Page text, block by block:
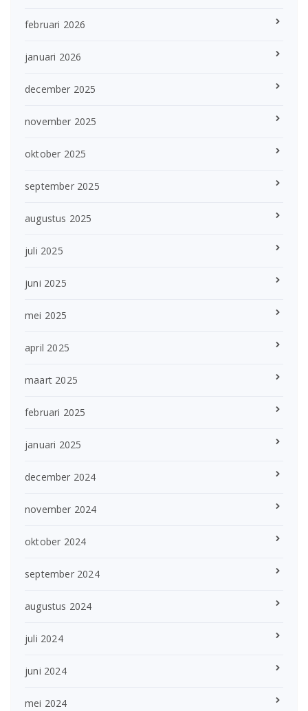
februari 2026
januari 2026
december 2025
november 2025
oktober 2025
september 2025
augustus 2025
juli 2025
juni 2025
mei 2025
april 2025
maart 2025
februari 2025
januari 2025
december 2024
november 2024
oktober 2024
september 2024
augustus 2024
juli 2024
juni 2024
mei 2024